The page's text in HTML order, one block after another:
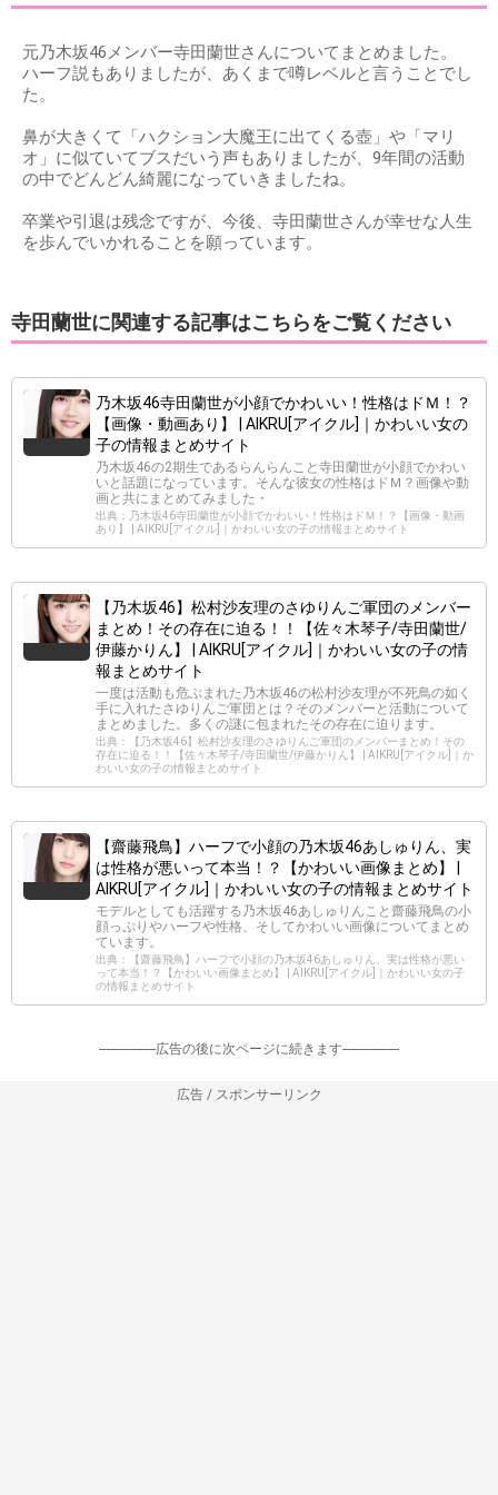
元乃木坂46メンバー寺田蘭世さんについてまとめました。
ハーフ説もありましたが、あくまで噂レベルと言うことでし
た。
鼻が大きくて「ハクション大魔王に出てくる壺」や「マリ
オ」に似ていてブスだいう声もありましたが、9年間の活動
の中でどんどん綺麗になっていきましたね。
卒業や引退は残念ですが、今後、寺田蘭世さんが幸せな人生
を歩んでいかれることを願っています。
寺田蘭世に関連する記事はこちらをご覧ください
乃木坂46寺田蘭世が小顔でかわいい！性格はドＭ！？
【画像・動画あり】 | AIKRU[アイクル]｜かわいい女の
子の情報まとめサイト
乃木坂46の2期生であるらんらんこと寺田蘭世が小顔でかわい
いと話題になっています。そんな彼女の性格はドＭ？画像や動
画と共にまとめてみました・
出典：乃木坂46寺田蘭世が小顔でかわいい！性格はドＭ！？【画像・動画
あり】 | AIKRU[アイクル]｜かわいい女の子の情報まとめサイト
【乃木坂46】松村沙友理のさゆりんご軍団のメンバー
まとめ！その存在に迫る！！【佐々木琴子/寺田蘭世/
伊藤かりん】 | AIKRU[アイクル]｜かわいい女の子の情
報まとめサイト
一度は活動も危ぶまれた乃木坂46の松村沙友理が不死鳥の如く
手に入れたさゆりんご軍団とは？そのメンバーと活動について
まとめました。多くの謎に包まれたその存在に迫ります。
出典：【乃木坂46】松村沙友理のさゆりんご軍団のメンバーまとめ！その
存在に迫る！！【佐々木琴子/寺田蘭世/伊藤かりん】 | AIKRU[アイクル]｜か
わいい女の子の情報まとめサイト
【齋藤飛鳥】ハーフで小顔の乃木坂46あしゅりん、実
は性格が悪いって本当！？【かわいい画像まとめ】 |
AIKRU[アイクル]｜かわいい女の子の情報まとめサイト
モデルとしても活躍する乃木坂46あしゅりんこと齋藤飛鳥の小
顔っぷりやハーフや性格、そしてかわいい画像についてまとめ
ています。
出典：【齋藤飛鳥】ハーフで小顔の乃木坂46あしゅりん、実は性格が悪い
って本当！？【かわいい画像まとめ】 | AIKRU[アイクル]｜かわいい女の子
の情報まとめサイト
-----------------広告の後に次ページに続きます-----------------
広告 / スポンサーリンク